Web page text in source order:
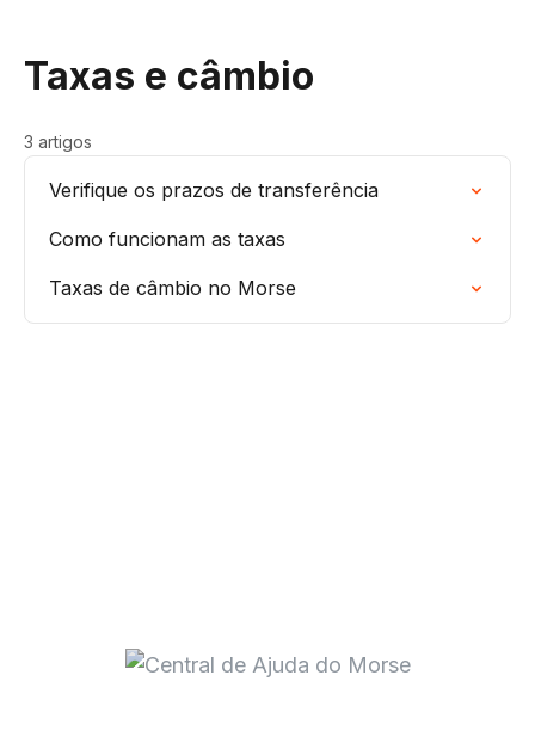
Taxas e câmbio
3 artigos
Verifique os prazos de transferência
Como funcionam as taxas
Taxas de câmbio no Morse